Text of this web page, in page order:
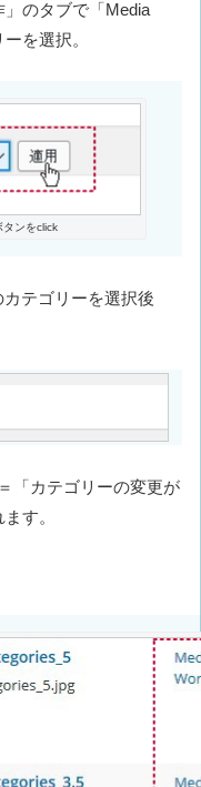
」のタブで「Media
を選択。
タンをclick
カテゴリーを選択後
＝「カテゴリーの変更が
す。